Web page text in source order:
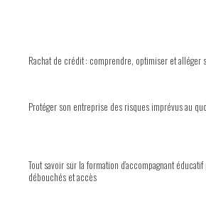
Rachat de crédit : comprendre, optimiser et alléger
Protéger son entreprise des risques imprévus au
Tout savoir sur la formation d’accompagnant
débouchés et accès